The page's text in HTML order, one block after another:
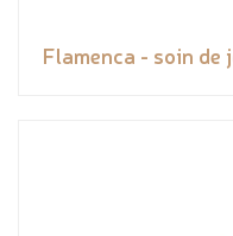
Flamenca - soin